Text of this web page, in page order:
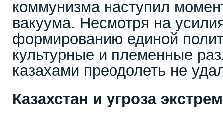
коммунизма наступил
вакуума. Несмотря на
формированию единой
культурные и племенные
казахами преодолеть не
Казахстан и угроза